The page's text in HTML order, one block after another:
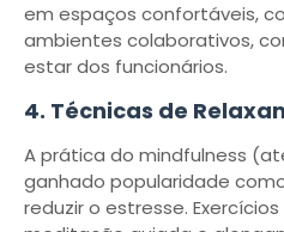
em espaços confortáveis,
ambientes colaborativos,
estar dos funcionários.
4. Técnicas de
A prática do mindfulness
ganhado popularidade
reduzir o estresse.